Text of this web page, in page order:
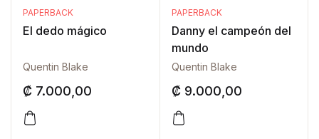
PAPERBACK
El dedo mágico
Quentin Blake
₡ 7.000,00
PAPERBACK
Danny el campeón del
mundo
Quentin Blake
₡9.000,00